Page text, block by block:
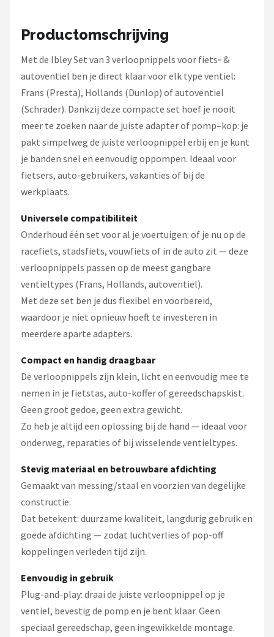
Shimano
Cortina
Alle merken →
Productomschrijving
Met de Ibley Set van 3 verloopnippels voor fiets‑ &
autoventiel ben je direct klaar voor elk type ventiel:
Frans (Presta), Hollands (Dunlop) of autoventiel
(Schrader). Dankzij deze compacte set hoef je nooit
meer te zoeken naar de juiste adapter of pomp–kop: je
pakt simpelweg de juiste verloopnippel erbij en je kunt
je banden snel en eenvoudig oppompen. Ideaal voor
fietsers, auto-gebruikers, vakanties of bij de
werkplaats.
Universele compatibiliteit
Onderhoud één set voor al je voertuigen: of je nu op de
racefiets, stadsfiets, vouwfiets of in de auto zit — deze
verloopnippels passen op de meest gangbare
ventieltypes (Frans, Hollands, autoventiel).
Met deze set ben je dus flexibel en voorbereid,
waardoor je niet opnieuw hoeft te investeren in
meerdere aparte adapters.
Compact en handig draagbaar
De verloopnippels zijn klein, licht en eenvoudig mee te
nemen in je fietstas, auto-koffer of gereedschapskist.
Geen groot gedoe, geen extra gewicht.
Zo heb je altijd een oplossing bij de hand — ideaal voor
onderweg, reparaties of bij wisselende ventieltypes.
Stevig materiaal en betrouwbare afdichting
Gemaakt van messing/staal en voorzien van degelijke
constructie.
Dat betekent: duurzame kwaliteit, langdurig gebruik en
goede afdichting — zodat luchtverlies of pop-off
koppelingen verleden tijd zijn.
Eenvoudig in gebruik
Plug-and-play: draai de juiste verloopnippel op je
ventiel, bevestig de pomp en je bent klaar. Geen
speciaal gereedschap, geen ingewikkelde montage.